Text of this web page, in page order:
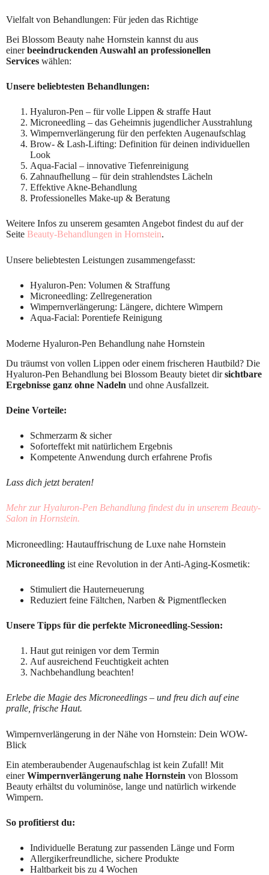
Vielfalt von Behandlungen: Für jeden das Richtige
Bei Blossom Beauty nahe Hornstein kannst du aus
einerbeeindruckenden Auswahl an professionellen
Services wählen:
Unsere beliebtesten Behandlungen:
Hyaluron-Pen – für volle Lippen & straffe Haut
Microneedling – das Geheimnis jugendlicher Ausstrahlung
Wimpernverlängerung für den perfekten Augenaufschlag
Brow- & Lash-Lifting: Definition für deinen individuellen
Look
Aqua-Facial – innovative Tiefenreinigung
Zahnaufhellung – für dein strahlendstes Lächeln
Effektive Akne-Behandlung
Professionelles Make-up & Beratung
Weitere Infos zu unserem gesamten Angebot findest du auf der
Seite Beauty-Behandlungen in Hornstein.
Unsere beliebtesten Leistungen zusammengefasst:
Hyaluron-Pen: Volumen & Straffung
Microneedling: Zellregeneration
Wimpernverlängerung: Längere, dichtere Wimpern
Aqua-Facial: Porentiefe Reinigung
Moderne Hyaluron-Pen Behandlung nahe Hornstein
Du träumst von vollen Lippen oder einem frischeren Hautbild? Die
Hyaluron-Pen Behandlung bei Blossom Beauty bietet dirsichtbare
Ergebnisse ganz ohne Nadeln und ohne Ausfallzeit.
Deine Vorteile:
Schmerzarm & sicher
Soforteffekt mit natürlichem Ergebnis
Kompetente Anwendung durch erfahrene Profis
Lass dich jetzt beraten!
Mehr zur Hyaluron-Pen Behandlung findest du in unserem Beauty-
Salon in Hornstein.
Microneedling: Hautauffrischung de Luxe nahe Hornstein
Microneedling ist eine Revolution in der Anti-Aging-Kosmetik:
Stimuliert die Hauterneuerung
Reduziert feine Fältchen, Narben & Pigmentflecken
Unsere Tipps für die perfekte Microneedling-Session:
Haut gut reinigen vor dem Termin
Auf ausreichend Feuchtigkeit achten
Nachbehandlung beachten!
Erlebe die Magie des Microneedlings – und freu dich auf eine
pralle, frische Haut.
Wimpernverlängerung in der Nähe von Hornstein: Dein WOW-
Blick
Ein atemberaubender Augenaufschlag ist kein Zufall! Mit
einerWimpernverlängerung nahe Hornstein von Blossom
Beauty erhältst du voluminöse, lange und natürlich wirkende
Wimpern.
So profitierst du:
Individuelle Beratung zur passenden Länge und Form
Allergikerfreundliche, sichere Produkte
Haltbarkeit bis zu 4 Wochen